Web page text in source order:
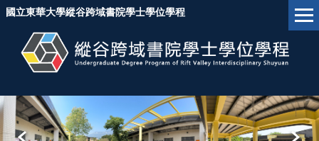
跳
區
塊
國立東華大學縱谷跨域書院學士學位學程